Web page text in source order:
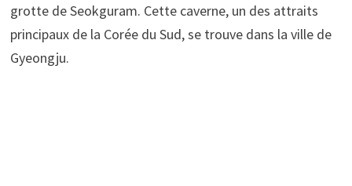
grotte de Seokguram. Cette caverne, un des attraits
principaux de la Corée du Sud, se trouve dans la ville de
Gyeongju.